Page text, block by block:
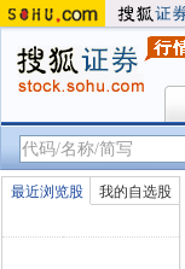
最近浏览股 我的自选股